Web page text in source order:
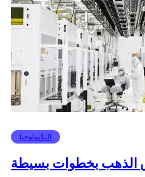
التكنولوجيا
الذهب بخطوات بسيطة